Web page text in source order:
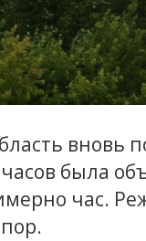
вновь
была
час.